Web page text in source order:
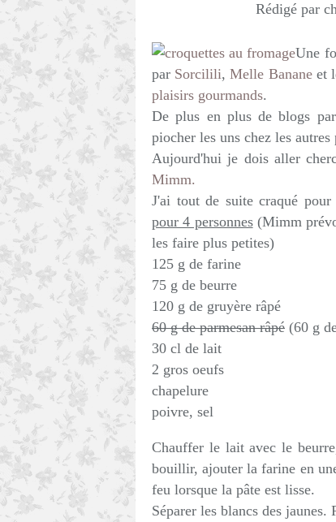
Rédigé par
Une
par Sorcilili,Melle Bananeet
plaisirs gourmands.
De plus en plus de blogs
piocher les uns chez les
Aujourd'hui je dois aller
Mimm.
J'ai tout de suite craqué pour
pour 4 personnes(Mimm
les faire plus petites)
125 g de farine
75 g de beurre
120 g de gruyère râpé
60 g de parmesan râpé (60 g
30 cl de lait
2 gros oeufs
chapelure
poivre, sel
Chauffer le lait avec le
bouillir, ajouter la farine en
feu lorsque la pâte est lisse.
Séparer les blancs des jaunes.